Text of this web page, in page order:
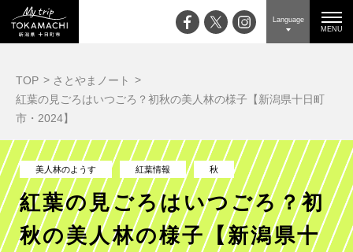
Language
MENU
TOP
さとやまノート
紅葉の見ごろはいつごろ？初秋の美人林の様子【新潟県十日町
市・2024】
美人林のようす 紅葉情報 秋
紅葉の見ごろはいつごろ？初
秋の美人林の様子【新潟県十